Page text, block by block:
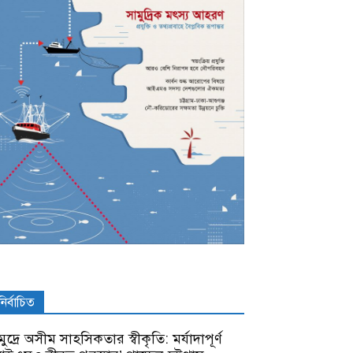
অসীম সাহসিকতার স্বীকৃতি: মর্যাদাপূর্ণ